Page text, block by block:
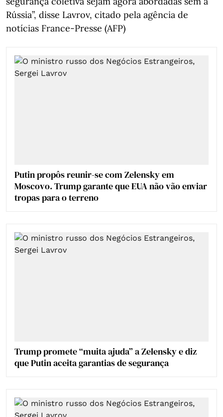
Rússia”, disse Lavrov, citado pela agência de
notícias France-Presse (AFP)
Putin propôs reunir-se com Zelensky em
Moscovo. Trump garante que EUA não vão enviar
tropas para o terreno
Trump promete “muita ajuda” a Zelensky e diz
que Putin aceita garantias de segurança